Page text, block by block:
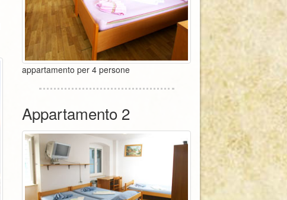
appartamento per 4 persone
Appartamento 2